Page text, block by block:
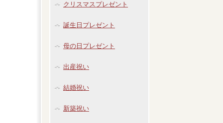
クリスマスプレゼント
誕生日プレゼント
母の日プレゼント
出産祝い
結婚祝い
新築祝い